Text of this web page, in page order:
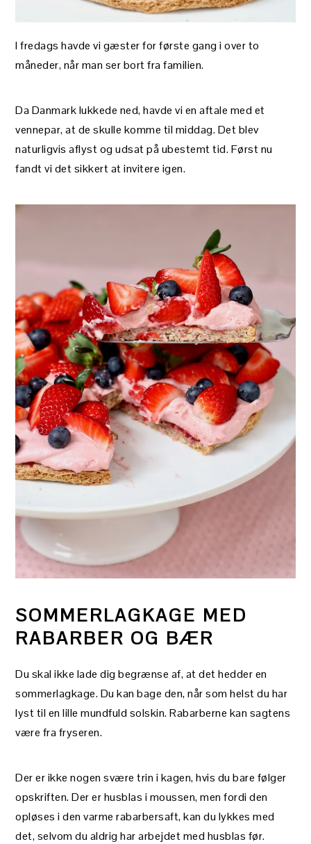
I fredags havde vi gæster for første gang i over to
måneder, når man ser bort fra familien.
Da Danmark lukkede ned, havde vi en aftale med et
vennepar, at de skulle komme til middag. Det blev
naturligvis aflyst og udsat på ubestemt tid. Først nu
fandt vi det sikkert at invitere igen.
SOMMERLAGKAGE MED
RABARBER OG BÆR
Du skal ikke lade dig begrænse af, at det hedder en
sommerlagkage. Du kan bage den, når som helst du har
lyst til en lille mundfuld solskin. Rabarberne kan sagtens
være fra fryseren.
Der er ikke nogen svære trin i kagen, hvis du bare følger
opskriften. Der er husblas i moussen, men fordi den
opløses i den varme rabarbersaft, kan du lykkes med
det, selvom du aldrig har arbejdet med husblas før.